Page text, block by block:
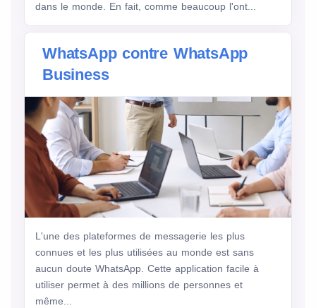
dans le monde. En fait, comme beaucoup l'ont...
WhatsApp contre WhatsApp
Business
L'une des plateformes de messagerie les plus
connues et les plus utilisées au monde est sans
aucun doute WhatsApp. Cette application facile à
utiliser permet à des millions de personnes et
même...